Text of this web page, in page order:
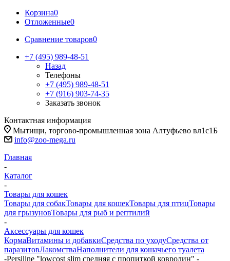
Корзина0
Отложенные0
Сравнение товаров0
+7 (495) 989-48-51
Назад
Телефоны
+7 (495) 989-48-51
+7 (916) 903-74-35
Заказать звонок
Контактная информация
Мытищи, торгово-промышленная зона Алтуфьево вл1с1Б
info@zoo-mega.ru
Главная
-
Каталог
-
Товары для кошек
Товары для собакТовары для кошекТовары для птицТовары
для грызуновТовары для рыб и рептилий
-
Аксессуары для кошек
КормаВитамины и добавкиСредства по уходуСредства от
паразитовЛакомстваНаполнители для кошачьего туалета
-Persiline "lowcost slim средняя с пропиткой ковролин" -